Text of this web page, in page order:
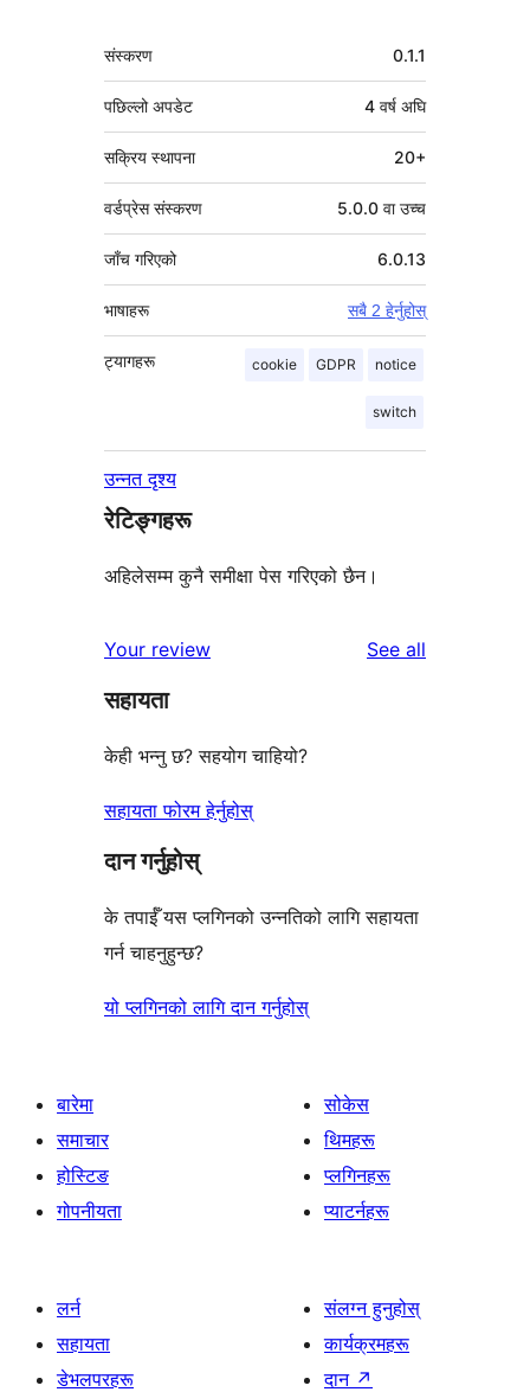
मेटा
संस्करण 0.1.1
पछिल्लो अपडेट 4 वर्ष अघि
सक्रिय स्थापना 20+
वर्डप्रेस संस्करण 5.0.0 वा उच्च
जाँच गरिएको 6.0.13
भाषाहरू सबै 2 हेर्नुहोस्
ट्यागहरू cookie GDPR notice
switch
उन्नत दृश्य
रेटिङ्गहरू
अहिलेसम्म कुनै समीक्षा पेस गरिएको छैन।
Your review See all
सहायता
केही भन्नु छ? सहयोग चाहियो?
सहायता फोरम हेर्नुहोस्
दान गर्नुहोस्
के तपाईँ यस प्लगिनको उन्नतिको लागि सहायता
गर्न चाहनुहुन्छ?
यो प्लगिनको लागि दान गर्नुहोस्
बारेमा
समाचार
होस्टिङ
गोपनीयता
सोकेस
थिमहरू
प्लगिनहरू
प्याटर्नहरू
लर्न
सहायता
डेभलपरहरू
संलग्न हुनुहोस्
कार्यक्रमहरू
दान ↗